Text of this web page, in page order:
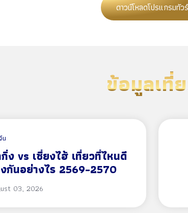
ดาวน์โหลดโปรแกรมทัวร์
ข้อมูลเที่
น
ง vs เซี่ยงไฮ้ เที่ยวที่ไหนดี
กันอย่างไร 2569-2570
03, 2026